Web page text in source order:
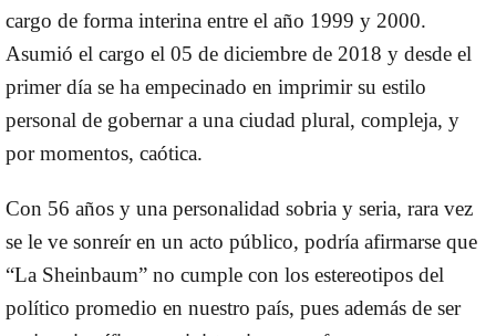
cargo de forma interina entre el año 1999 y 2000.
Asumió el cargo el 05 de diciembre de 2018 y desde el
primer día se ha empecinado en imprimir su estilo
personal de gobernar a una ciudad plural, compleja, y
por momentos, caótica.
Con 56 años y una personalidad sobria y seria, rara vez
se le ve sonreír en un acto público, podría afirmarse que
“La Sheinbaum” no cumple con los estereotipos del
político promedio en nuestro país, pues además de ser